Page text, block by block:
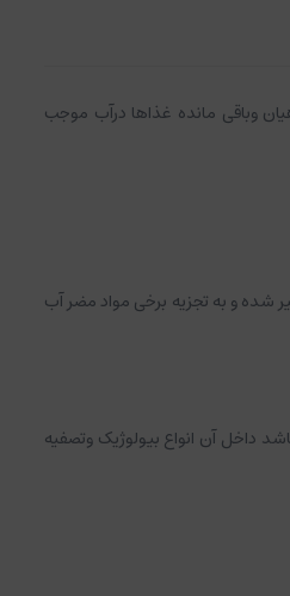
وباقی مانده غذاها درآب موجب
شده و به تجزیه برخی مواد مضر آب
داخل آن انواع بیولوژیک وتصفیه